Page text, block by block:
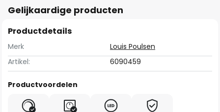
Gelijkaardige producten
Productdetails
Merk
Louis Poulsen
Artikel:
6090459
Productvoordelen